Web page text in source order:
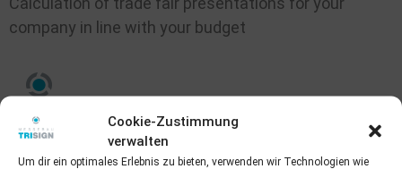
Cookie-Zustimmung
verwalten
Um dir ein optimales Erlebnis zu bieten, verwenden wir Technologien wie
company in line with your budget
Custom-made products or high-quality system
construction